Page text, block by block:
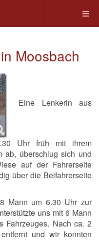
Moosbach
Eine Lenkerin aus
Uhr früh mit ihrem
ab, überschlug sich und
auf der Fahrerseite
über die Beifahrerseite
Mann um 6.30 Uhr zur
uns mit 6 Mann
Fahrzeuges. Nach ca. 2
und wir konnten